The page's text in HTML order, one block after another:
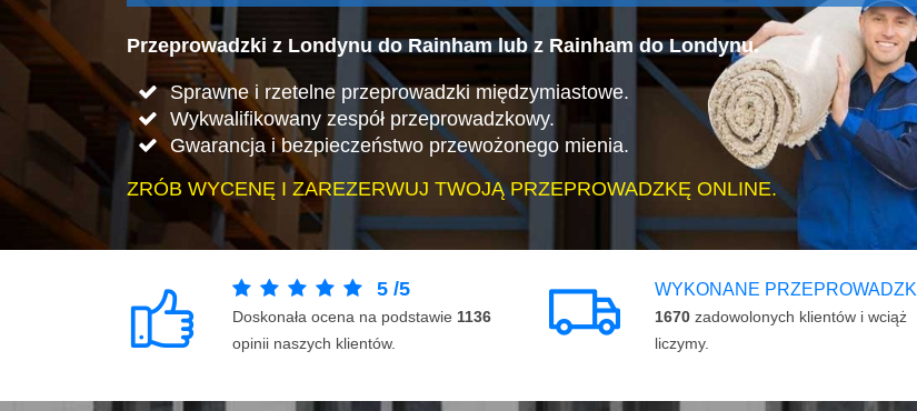
Przeprowadzki z Londynu do Rainham lub z Rainham do Londynu.
Sprawne i rzetelne przeprowadzki międzymiastowe.
Wykwalifikowany zespół przeprowadzkowy.
Gwarancja i bezpieczeństwo przewożonego mienia.
ZRÓB WYCENĘ I ZAREZERWUJ TWOJĄ PRZEPROWADZKĘ ONLINE.
5 /5
Doskonała ocena na podstawie 1136
opinii naszych klientów.
WYKONANE PRZEPROWADZKI
1670 zadowolonych klientów i wciąż
liczymy.